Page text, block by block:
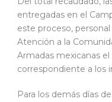
entregadas en el
este proceso,
Atención a la
Armadas mexicanas
correspondiente a los
Para los demás días